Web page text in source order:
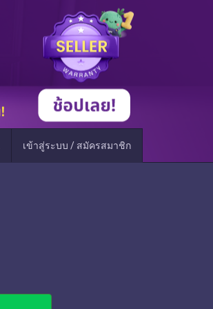
เข้าสู่ระบบ / สมัครสมาชิก